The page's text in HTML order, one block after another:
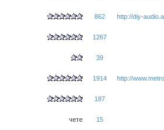
862 http://diy-
1267
39
1914 http://
187
чете 15